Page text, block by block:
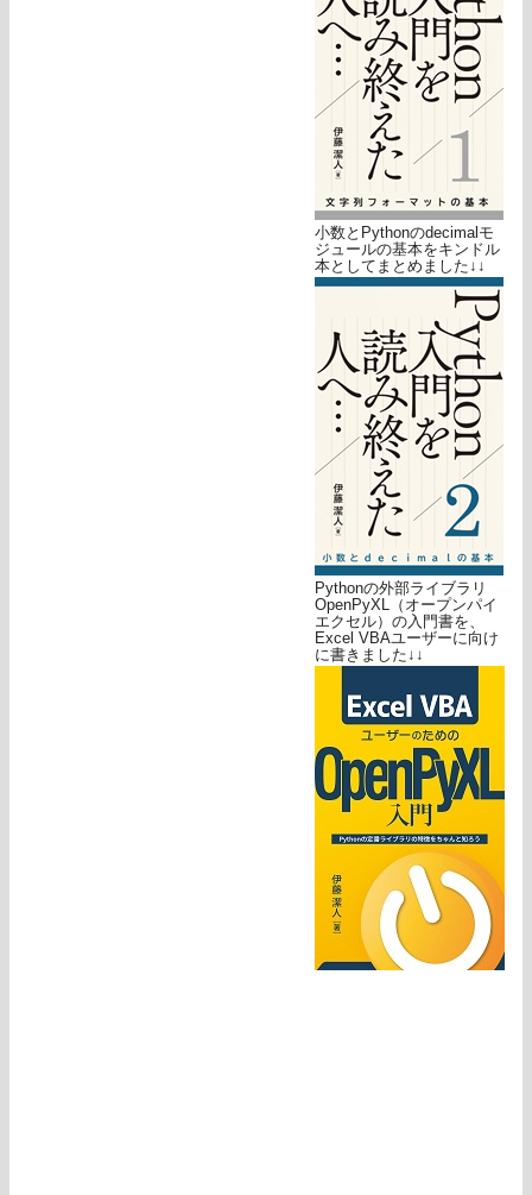
小数とPythonのdecimalモ
ジュールの基本をキンドル
本としてまとめました↓↓
Pythonの外部ライブラリ
OpenPyXL（オープンパイ
エクセル）の入門書を、
Excel VBAユーザーに向け
に書きました↓↓